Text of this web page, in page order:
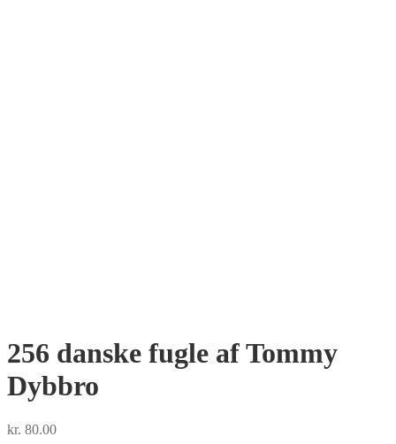
256 danske fugle af Tommy
Dybbro
kr. 80.00